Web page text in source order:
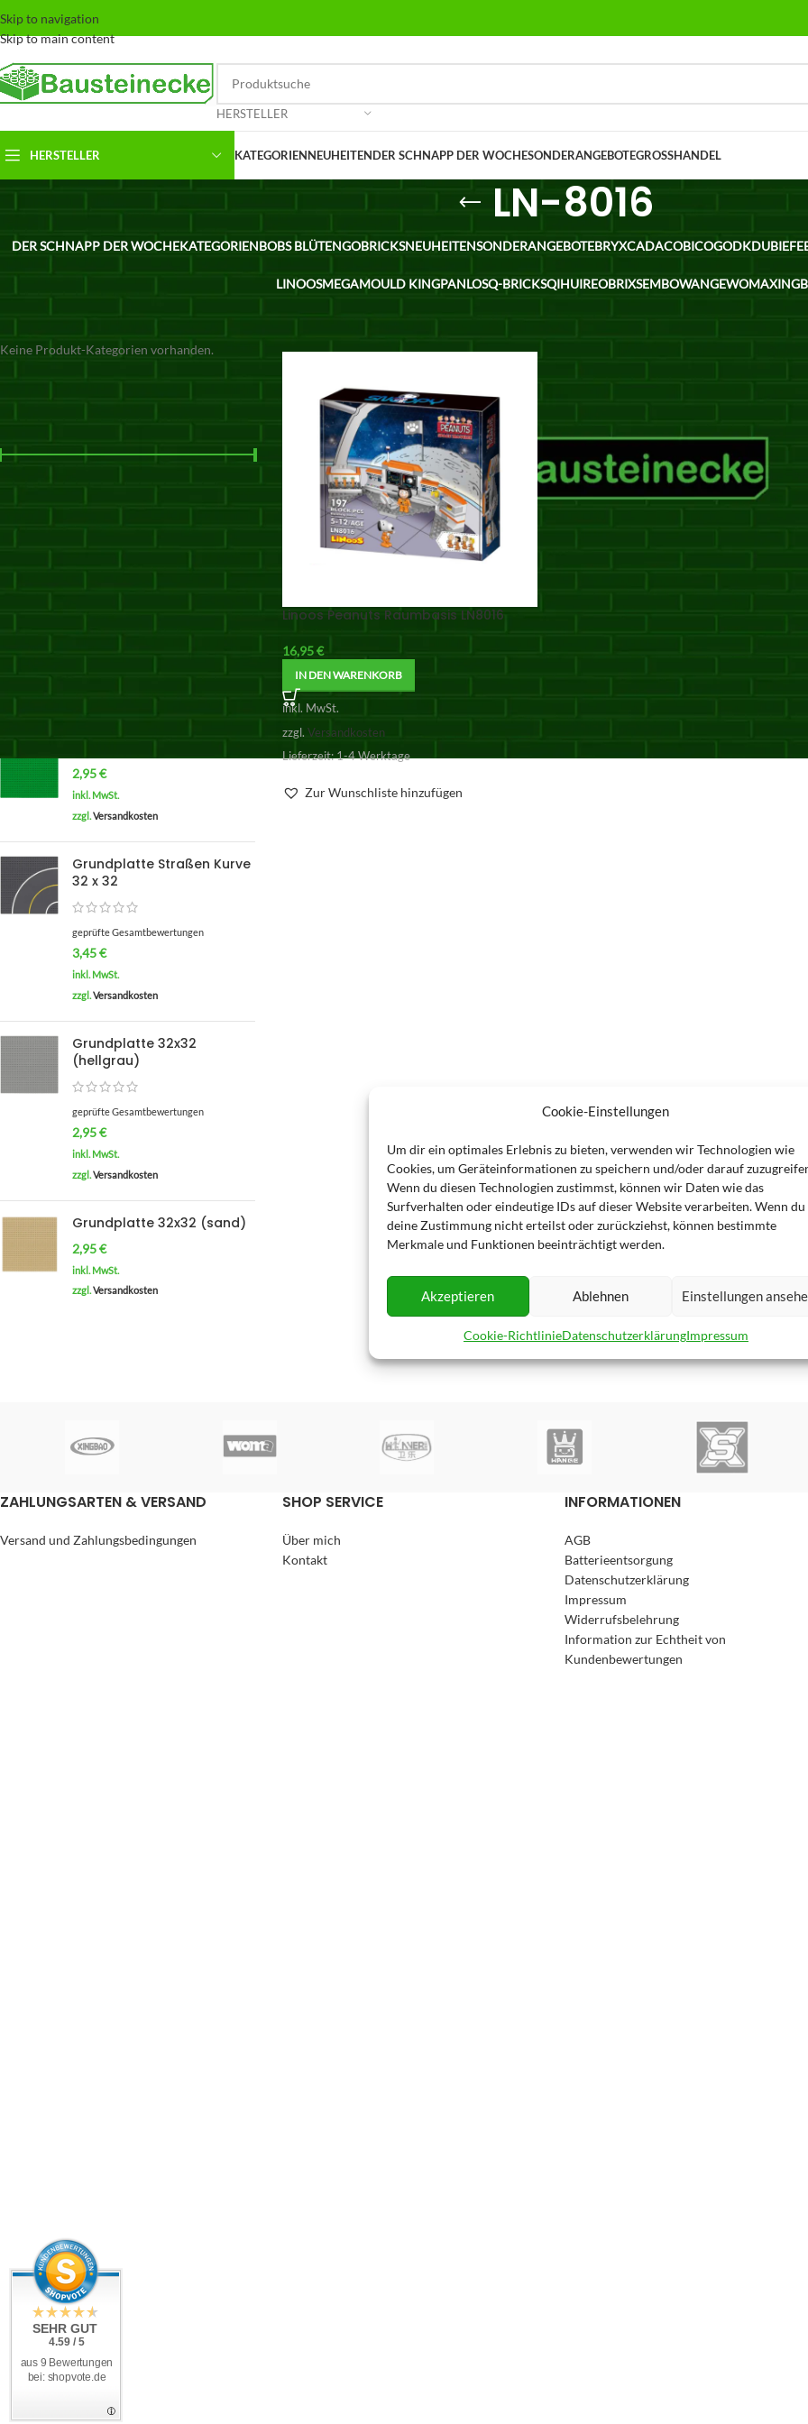
Cookie-Einstellungen
Um dir ein optimales Erlebnis zu bieten, verwenden wir Technologien wie
Cookies, um Geräteinformationen zu speichern und/oder darauf
Wenn du diesen Technologien zustimmst, können wir Daten wie das
Surfverhalten oder eindeutige IDs auf dieser Website verarbeiten. Wenn du
deine Zustimmung nicht erteilst oder zurückziehst, können bestimmte
Merkmale und Funktionen beeinträchtigt werden.
Akzeptieren Ablehnen Einstellungen
Cookie-RichtlinieDatenschutzerklärungImpressum
Skip to navigation
Skip to main content
HERSTELLER
HERSTELLER KATEGORIENNEUHEITENDER SCHNAPP DER WOCHESONDERANGEBOTEGROSSHANDEL
LN-8016
DER SCHNAPP DER WOCHEKATEGORIENBOBS BLÜTENGOBRICKSNEUHEITENSONDERANGEBOTEBRYXCADACOBICOGODKDUBIE
LINOOSMEGAMOULD KINGPANLOSQ-BRICKSQIHUIREOBRIXSEMBOWANGEWOMA
KATEGORIEN
Keine Produkt-Kategorien vorhanden.
CADA MASTER Mercedes-
AMG ONE C61503W
2,95€
inkl. MwSt.
zzgl.Versandkosten
Grundplatte Straßen Kurve
32 x 32
geprüfte Gesamtbewertungen
3,45€
inkl. MwSt.
zzgl.Versandkosten
Grundplatte 32x32
(hellgrau)
geprüfte Gesamtbewertungen
2,95€
inkl. MwSt.
zzgl.Versandkosten
Grundplatte 32x32 (sand)
2,95€
inkl. MwSt.
zzgl.Versandkosten
Linoos Peanuts Raumbasis LN8016
16,95€
IN DEN WARENKORB
inkl. MwSt.
zzgl. Versandkosten
Lieferzeit:1-4 Werktage
Zur Wunschliste hinzufügen
ZAHLUNGSARTEN & VERSAND
Versand und Zahlungsbedingungen
SHOP SERVICE
Über mich
Kontakt
INFORMATIONEN
AGB
Batterieentsorgung
Datenschutzerklärung
Impressum
Widerrufsbelehrung
Information zur Echtheit von
Kundenbewertungen
SEHR GUT
4.59 / 5
aus 9 Bewertungen
bei: shopvote.de